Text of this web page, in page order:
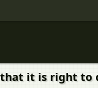
it is right to